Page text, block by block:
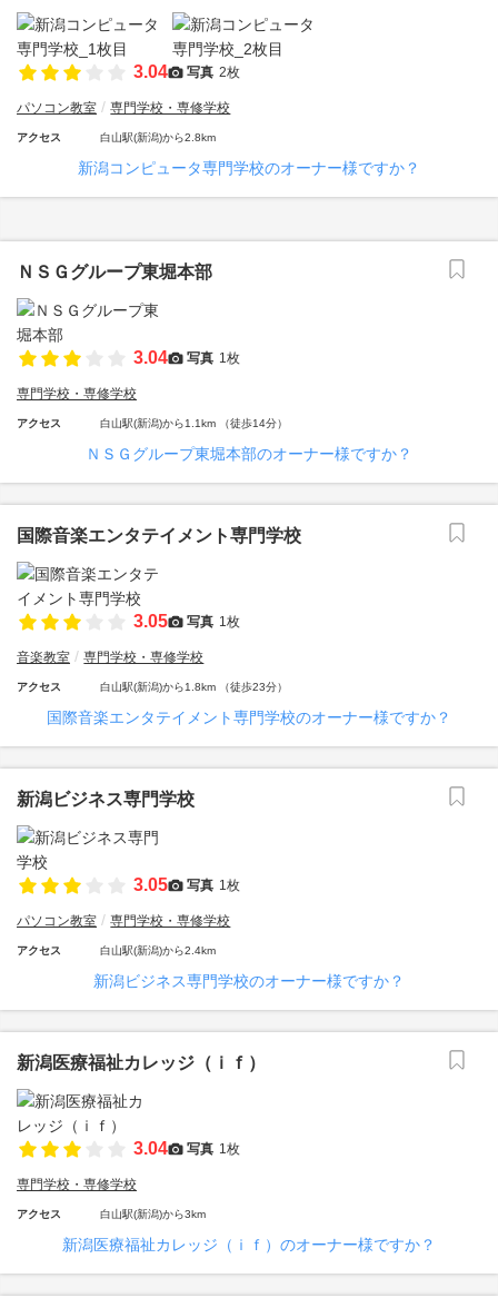
3.04 写真 2枚
パソコン教室 専門学校・専修学校
アクセス 白山駅(新潟)から2.8km
新潟コンピュータ専門学校のオーナー様ですか？
ＮＳＧグループ東堀本部
3.04 写真 1枚
専門学校・専修学校
アクセス 白山駅(新潟)から1.1km （徒歩14分）
ＮＳＧグループ東堀本部のオーナー様ですか？
国際音楽エンタテイメント専門学校
3.05 写真 1枚
音楽教室 専門学校・専修学校
アクセス 白山駅(新潟)から1.8km （徒歩23分）
国際音楽エンタテイメント専門学校のオーナー様ですか？
新潟ビジネス専門学校
3.05 写真 1枚
パソコン教室 専門学校・専修学校
アクセス 白山駅(新潟)から2.4km
新潟ビジネス専門学校のオーナー様ですか？
新潟医療福祉カレッジ（ｉｆ）
3.04 写真 1枚
専門学校・専修学校
アクセス 白山駅(新潟)から3km
新潟医療福祉カレッジ（ｉｆ）のオーナー様ですか？